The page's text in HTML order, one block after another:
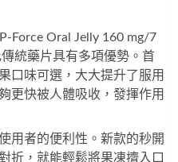
Force Oral Jelly 160 mg/7
統藥片具有多項優勢。首
口味可選，大大提升了服用
更快被人體吸收，發揮作用
用者的便利性。新款的秒開
折，就能輕鬆將果凍擠入口